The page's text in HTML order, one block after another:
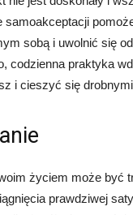
samoakceptacji
sobą i uwolnić się
codzienna praktyka
i cieszyć się
życiem może być
prawdziwej